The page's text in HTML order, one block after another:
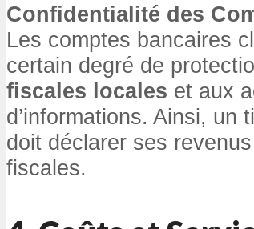
Confidentialité des
Les comptes bancaires
certain degré de
fiscales locales et aux
d’informations. Ainsi, un
doit déclarer ses
fiscales.